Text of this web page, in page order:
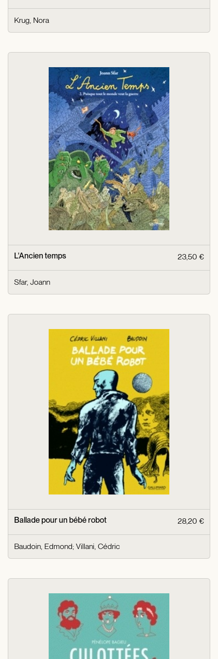
Krug, Nora
L'Ancien temps 23,50 €
Sfar, Joann
Ballade pour un bébé robot 28,20 €
Baudoin, Edmond; Villani, Cédric